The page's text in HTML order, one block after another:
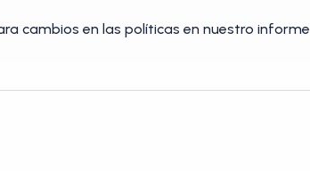
cambios en las políticas en nuestro informe